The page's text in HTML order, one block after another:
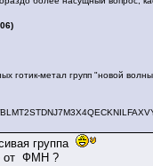
готик-метал групп "новой
группа
от ФМН ?